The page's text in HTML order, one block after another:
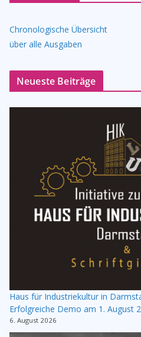
Chronologische Übersicht
über alle Ausgaben
Neueste Beiträge
Haus für Industriekultur in
Erfolgreiche Demo am 1. August
6. August 2026